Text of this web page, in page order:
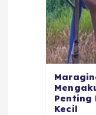
Penting
Kecil